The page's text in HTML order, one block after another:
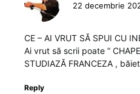
22 decembrie
CE – AI VRUT SĂ SPUI CU
Ai vrut să scrii poate ”
STUDIAZĂ FRANCEZA ,
Reply